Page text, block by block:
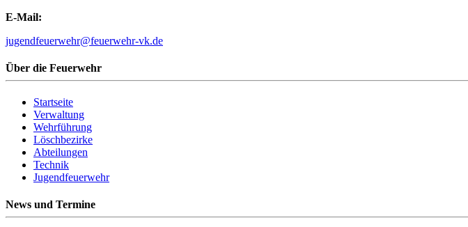
E-Mail:
jugendfeuerwehr@feuerwehr-vk.de
Über die Feuerwehr
Startseite
Verwaltung
Wehrführung
Löschbezirke
Abteilungen
Technik
Jugendfeuerwehr
News und Termine